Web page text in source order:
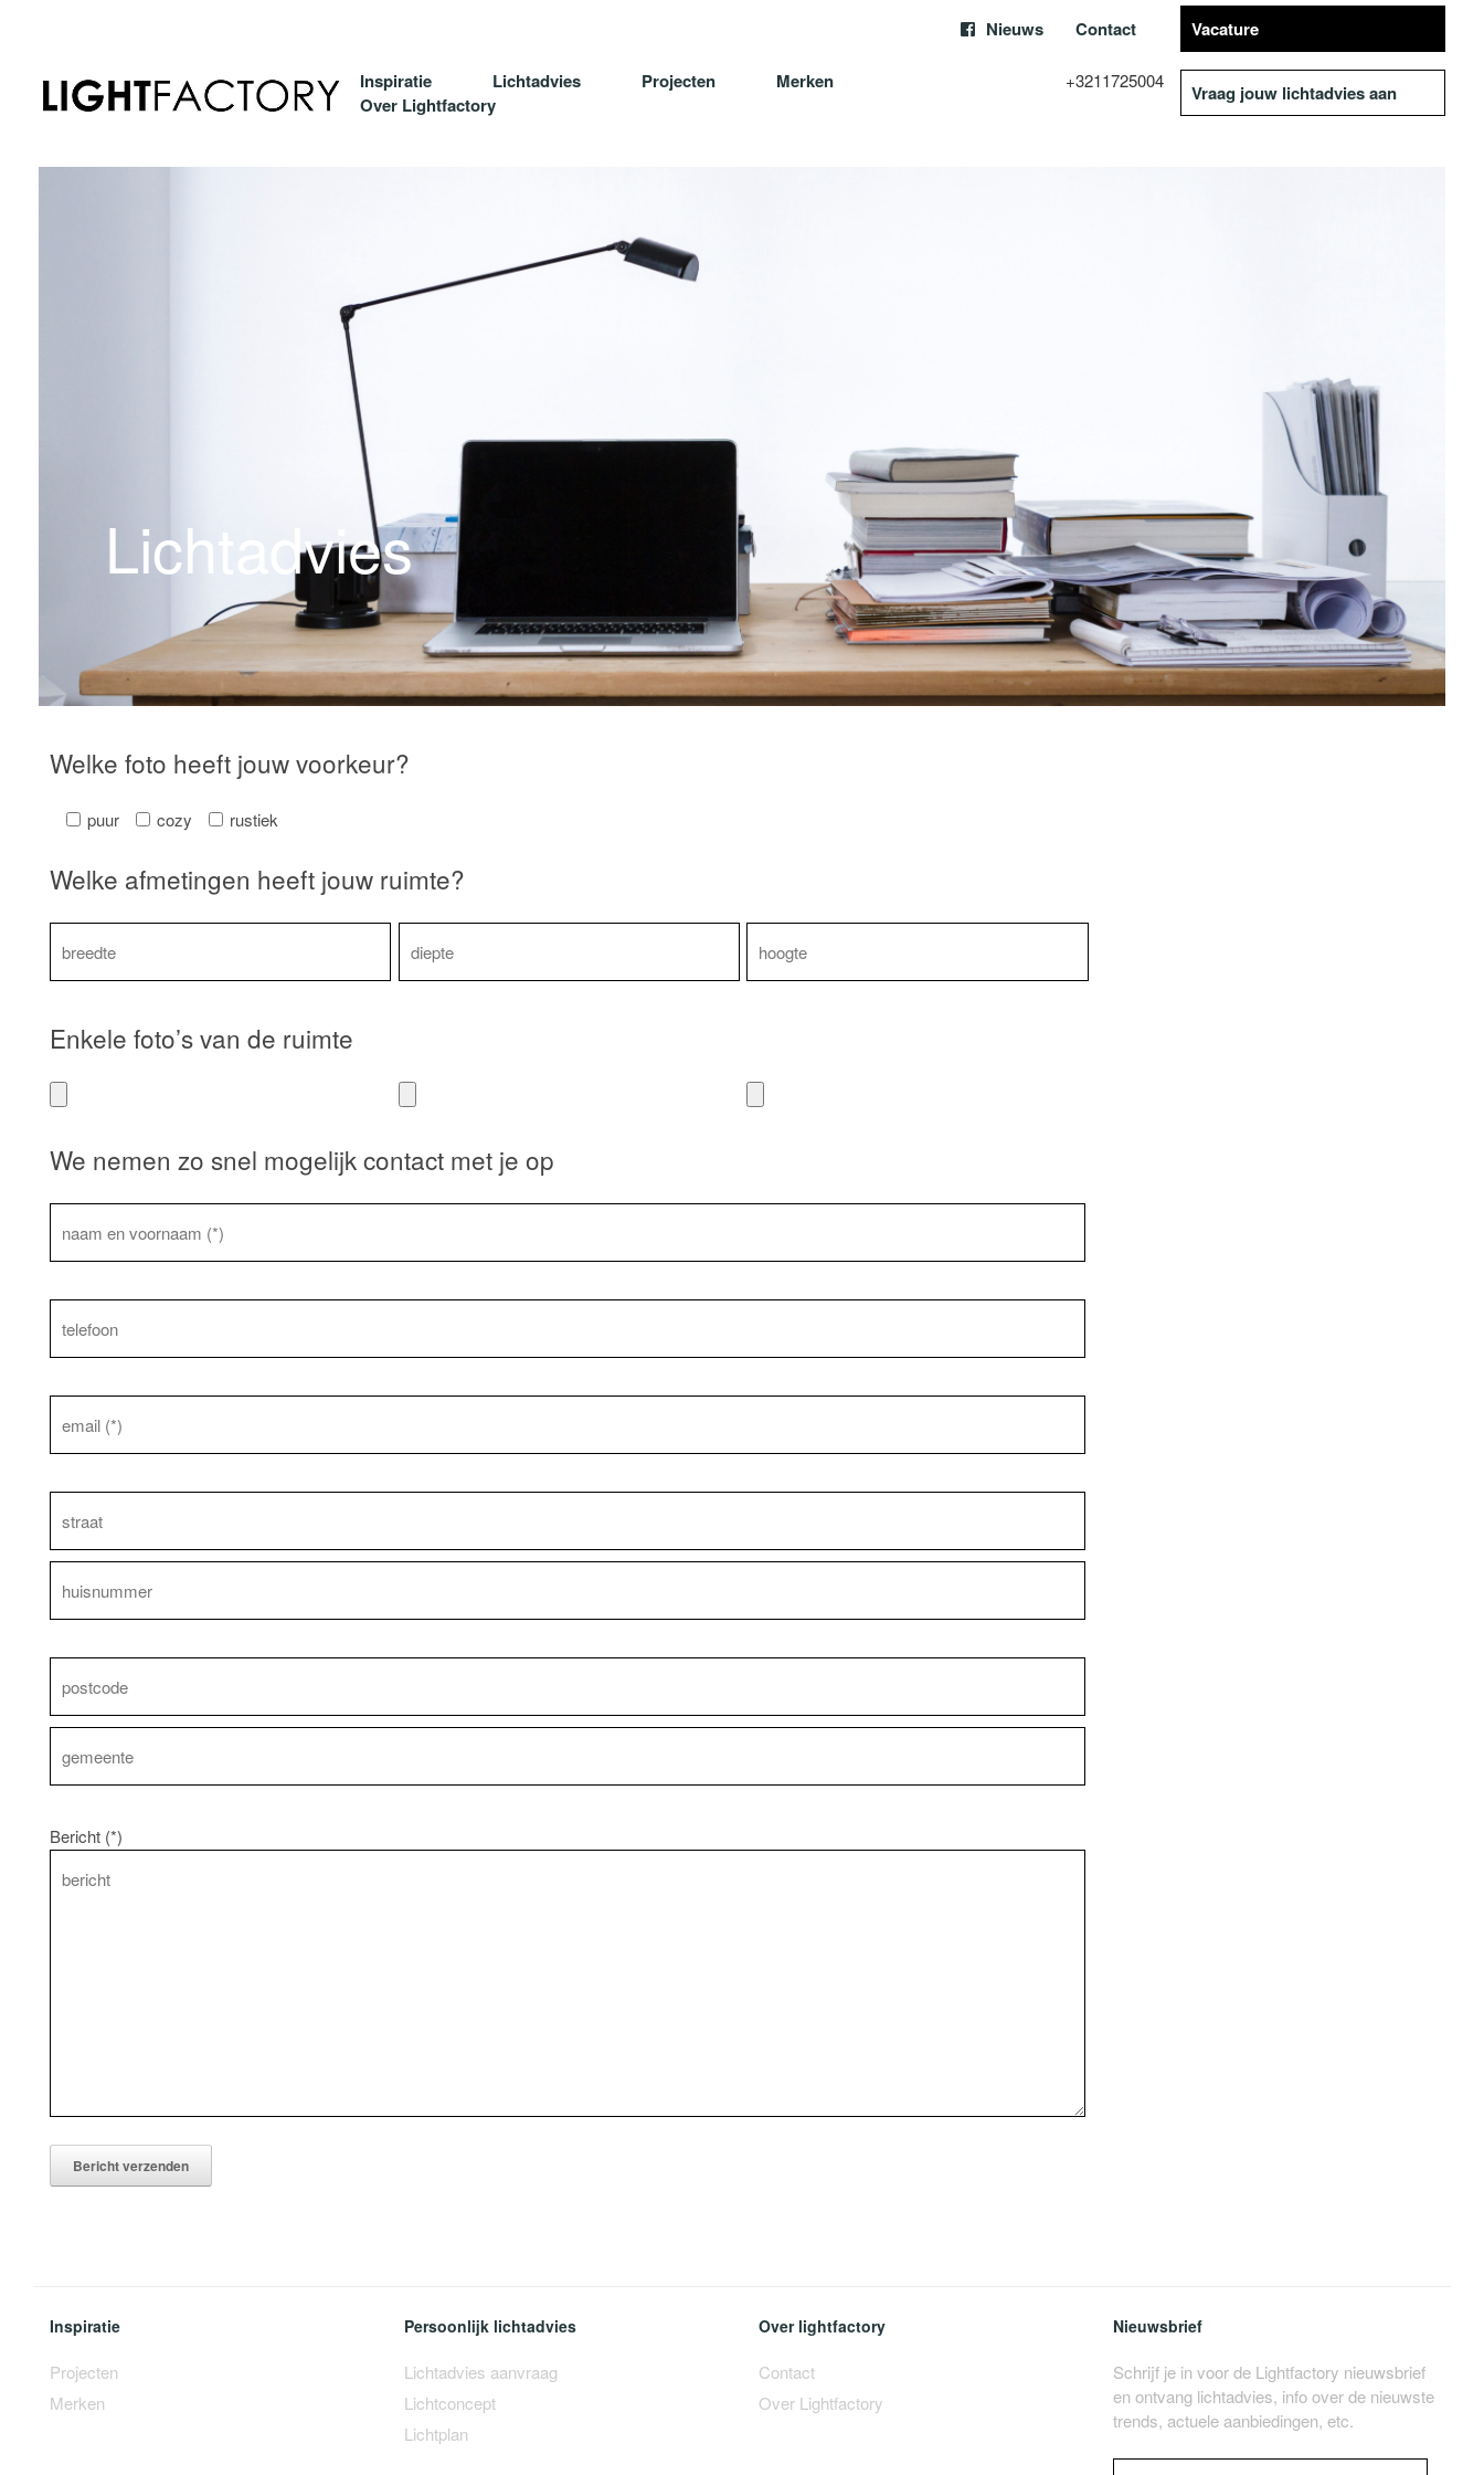
Nieuws Contact Vacature
Inspiratie Lichtadvies Projecten
Merken
Over Lightfactory
+3211725004
Vraag jouw lichtadvies aan
Lichtadvies
Welke foto heeft jouw voorkeur?
puur cozy rustiek
Welke afmetingen heeft jouw ruimte?
Enkele foto’s van de ruimte
We nemen zo snel mogelijk contact met je op
Bericht (*)
Inspiratie
Projecten
Merken
Persoonlijk lichtadvies
Lichtadvies aanvraag
Lichtconcept
Lichtplan
Over lightfactory
Contact
Over Lightfactory
Nieuwsbrief
Schrijf je in voor de Lightfactory nieuwsbrief
en ontvang lichtadvies, info over de nieuwste
trends, actuele aanbiedingen, etc.